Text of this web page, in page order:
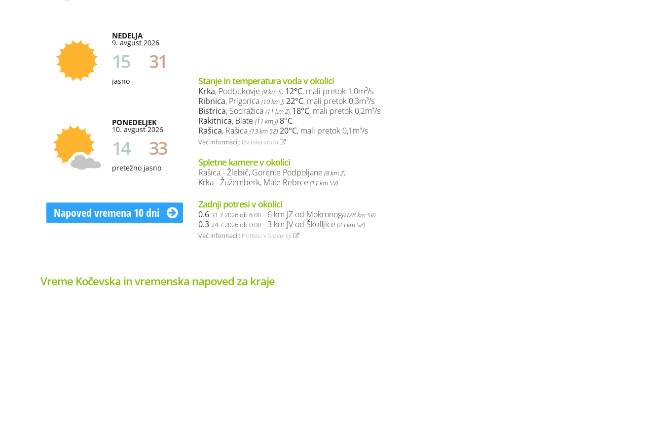
NEDELJA
9. avgust 2026
15 31
jasno
PONEDELJEK
10. avgust 2026
14 33
pretežno jasno
Napoved vremena 10 dni
Stanje in temperatura voda v okolici
Krka, Podbukovje (9 km S) 12°C, mali pretok 1,0m³/s
Ribnica, Prigorica (10 km J) 22°C, mali pretok 0,3m³/s
Bistrica, Sodražica (11 km Z) 18°C, mali pretok 0,2m³/s
Rakitnica, Blate (11 km J) 8°C
Rašica, Rašica (13 km SZ) 20°C, mali pretok 0,1m³/s
Več informacij: Izvirska voda
Spletne kamere v okolici
Rašica - Žlebič, Gorenje Podpoljane (8 km Z)
Krka - Žužemberk, Male Rebrce (11 km SV)
Zadnji potresi v okolici
0.6 31.7.2026 ob 6:00 - 6 km JZ od Mokronoga(28 km SV)
0.3 24.7.2026 ob 0:00 - 3 km JV od Škofljice (23 km SZ)
Več informacij: Potresi v Sloveniji
Vreme Kočevska in vremenska napoved za kraje